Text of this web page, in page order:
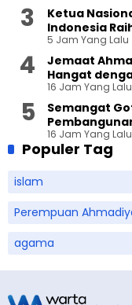
Ketua
Indonesia
Terbuka
5 Jam Yang Lalu
Jemaat
Hangat
16 Jam Yang Lalu
Semangat
Ahmadiyah
16 Jam Yang Lalu
Populer Tag
islam
Perempuan
agama